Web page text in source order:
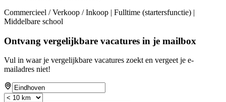
Commercieel / Verkoop / Inkoop | Fulltime (startersfunctie) |
Middelbare school
Ontvang vergelijkbare vacatures in je mailbox
Vul in waar je vergelijkbare vacatures zoekt en vergeet je e-
mailadres niet!